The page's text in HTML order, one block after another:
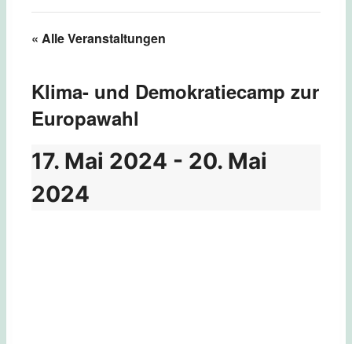
« Alle Veranstaltungen
Klima- und Demokratiecamp zur
Europawahl
17. Mai 2024 - 20. Mai
2024